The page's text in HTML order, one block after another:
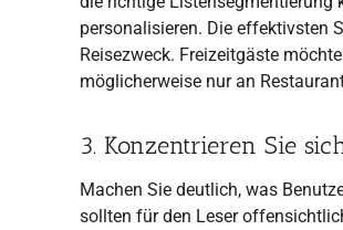
personalisieren. Die effektivsten
Reisezweck. Freizeitgäste
möglicherweise nur an
3. Konzentrieren Sie
Machen Sie deutlich, was
sollten für den Leser